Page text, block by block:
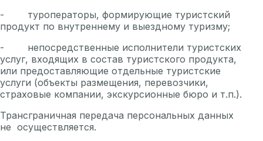
- туроператоры, формирующие туристский
продукт по внутреннему и выездному туризму;
- непосредственные исполнители туристских
услуг, входящих в состав туристского продукта,
или предоставляющие отдельные туристские
услуги (объекты размещения, перевозчики,
страховые компании, экскурсионные бюро и т.п.).
Трансграничная передача персональных данных
не осуществляется.